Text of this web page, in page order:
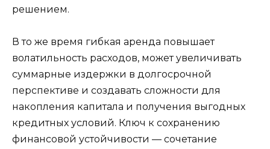
решением.
В то же время гибкая аренда повышает
волатильность расходов, может увеличивать
суммарные издержки в долгосрочной
перспективе и создавать сложности для
накопления капитала и получения выгодных
кредитных условий. Ключ к сохранению
финансовой устойчивости — сочетание